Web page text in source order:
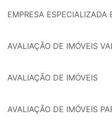
EMPRESA ESPECIALIZADA
AVALIAÇÃO DE IMÓVEIS
AVALIAÇÃO DE IMÓVEIS
AVALIAÇÃO DE IMÓVEIS